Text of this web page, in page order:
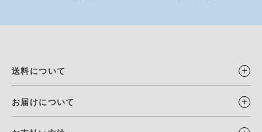
送料について
お届けについて